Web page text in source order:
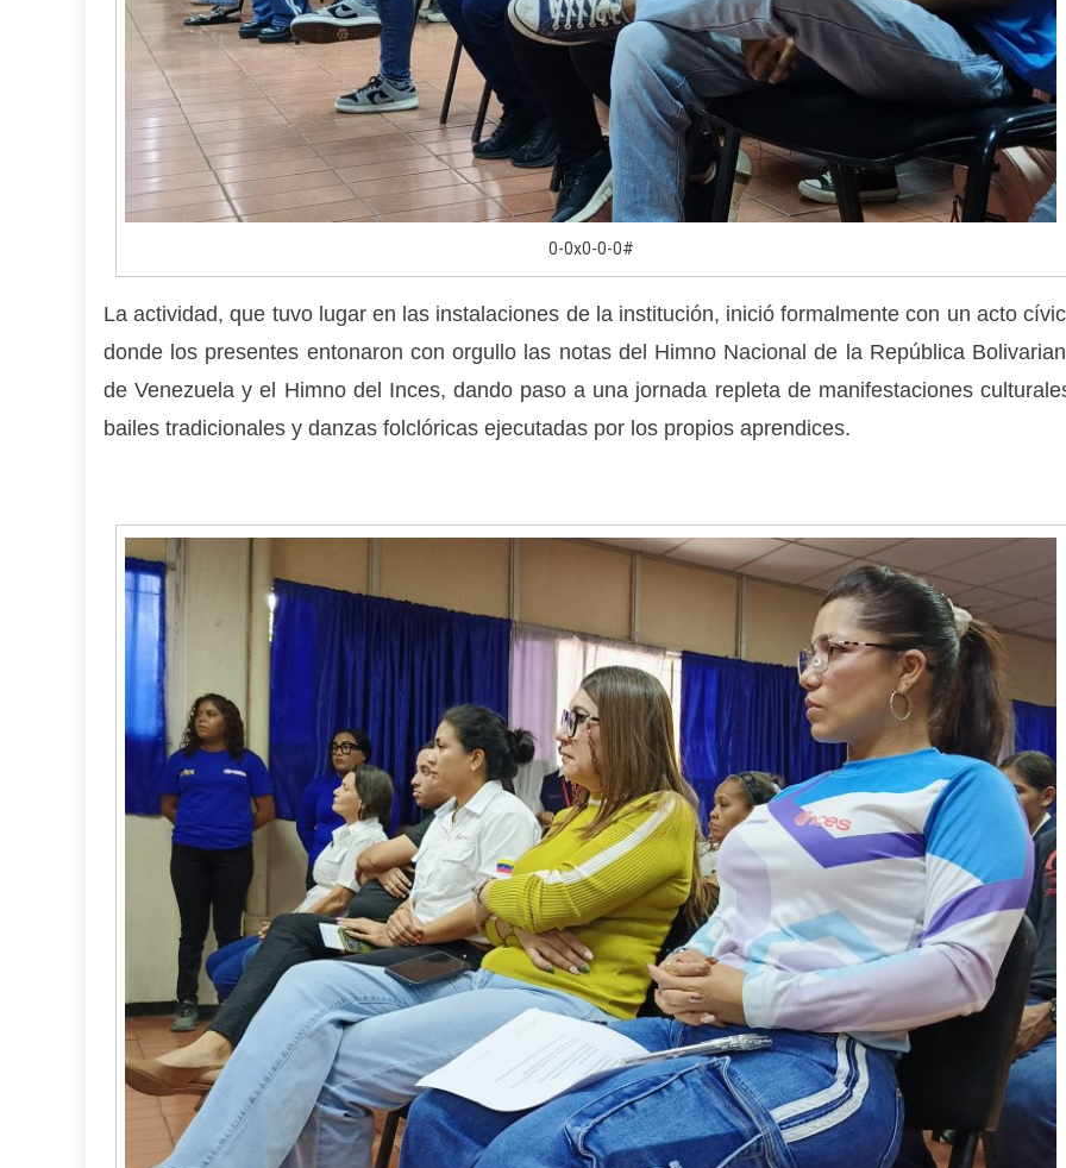
0-0x0-0-0#
La actividad, que tuvo lugar en las instalaciones de la institución, inició formalmente con un acto
donde los presentes entonaron con orgullo las notas del Himno Nacional de la República
de Venezuela y el Himno del Inces, dando paso a una jornada repleta de manifestaciones
bailes tradicionales y danzas folclóricas ejecutadas por los propios aprendices.